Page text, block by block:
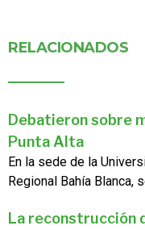
RELACIONADOS
Debatieron sobre
Punta Alta
En la sede de la
Regional Bahía Blanca,
La reconstrucción